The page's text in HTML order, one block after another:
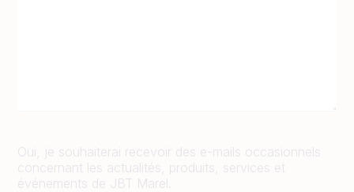
Oui, je souhaiterai recevoir des e-mails occasionnels
concernant les actualités, produits, services et
événements de JBT Marel.